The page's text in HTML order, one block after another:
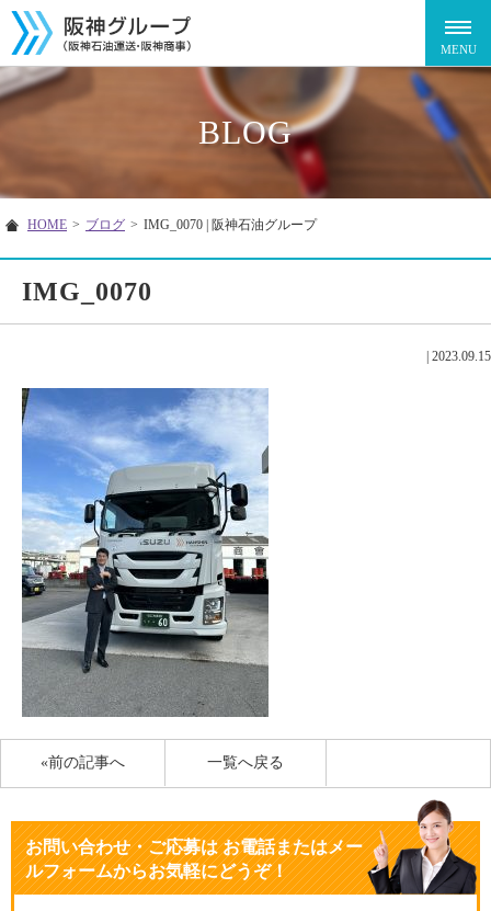
BLOG
HOME > ブログ > IMG_0070 | 阪神石油グループ
IMG_0070
2023.09.15
«前の記事へ 一覧へ戻る
お問い合わせ・ご応募はお電話またはメー
ルフォームからお気軽にどうぞ！